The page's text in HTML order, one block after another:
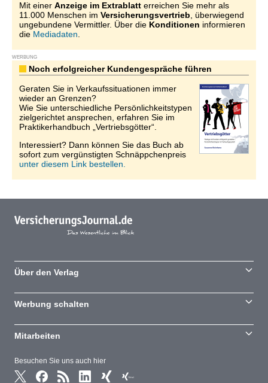
Mit einer Anzeige im Extrablatt erreichen Sie mehr als
11.000 Menschen im Versicherungsvertrieb , überwiegend
ungebundene Vermittler. Über die Konditionen informieren
die Mediadaten
WERBUNG
Noch erfolgreicher Kundengespräche führen
Geraten Sie in Verkaufssituationen immer
wieder an Grenzen?
Wie Sie unterschiedliche Persönlichkeitstypen
zielgerichtet ansprechen, erfahren Sie im
Praktikerhandbuch „Vertriebsgötter“.
Interessiert? Dann können Sie das Buch ab
sofort zum vergünstigten Schnäppchenpreis
unter diesem Link bestellen.
Besuchen Sie uns auch hier
Über den Verlag
Werbung schalten
Mitarbeiten